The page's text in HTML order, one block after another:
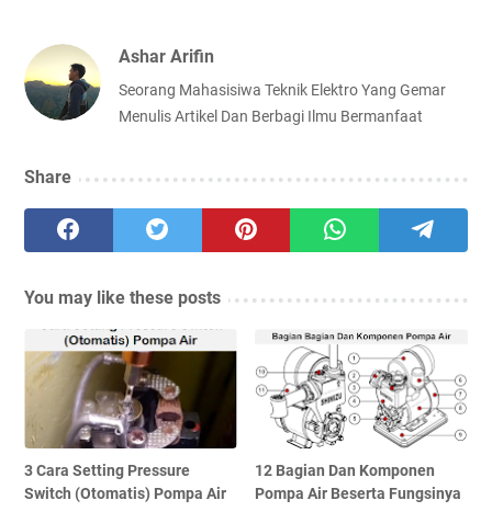
Ashar Arifin
Seorang Mahasisiwa Teknik Elektro Yang Gemar
Menulis Artikel Dan Berbagi Ilmu Bermanfaat
Share
You may like these posts
3 Cara Setting Pressure
Switch (Otomatis) Pompa Air
12 Bagian Dan Komponen
Pompa Air Beserta Fungsinya